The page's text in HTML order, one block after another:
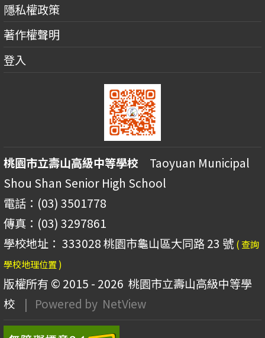
隱私權政策
著作權聲明
登入
桃園市立壽山高級中等學校 Taoyuan Municipal
Shou Shan Senior High School
電話：(03) 3501778
傳真：(03) 3297861
學校地址： 333028 桃園市龜山區大同路 23 號 ( 查詢
學校地理位置 )
版權所有 © 2015 - 2026 桃園市立壽山高級中等學
校
| Powered by NetView